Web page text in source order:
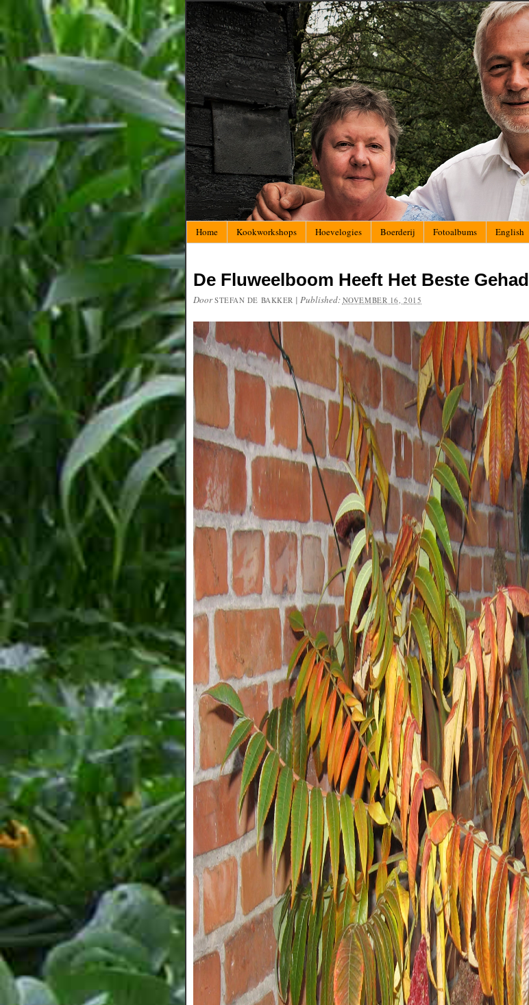
Home Kookworkshops Hoevelogies Boerderij Fotoalbums English
De Fluweelboom Heeft Het Beste Gehad
DoorSTEFAN DE BAKKER | Published: NOVEMBER 16, 2015